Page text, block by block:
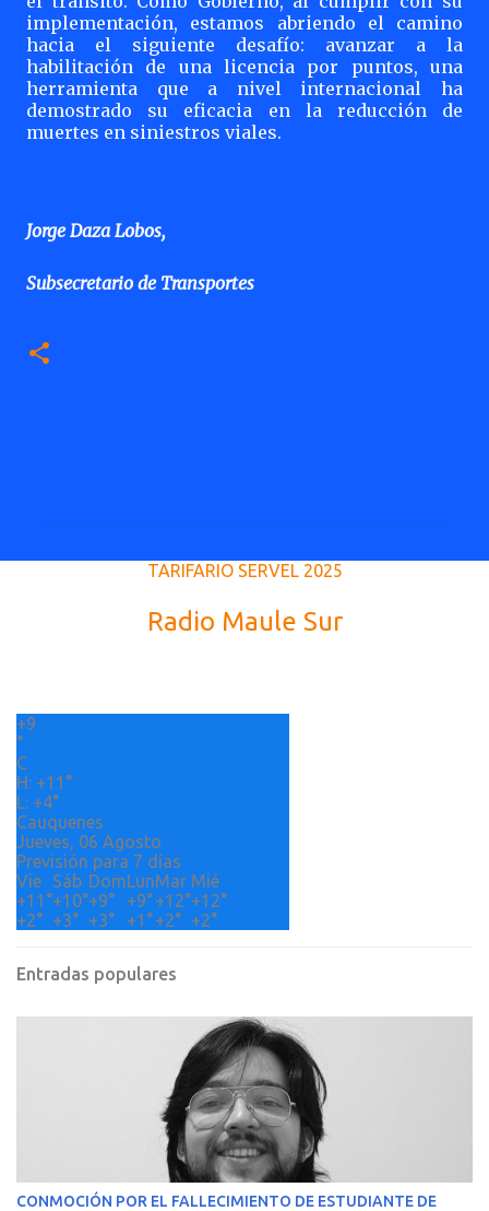
implementación, estamos abriendo el camino
hacia el siguiente desafío: avanzar a la
habilitación de una licencia por puntos, una
herramienta que a nivel internacional ha
demostrado su eficacia en la reducción de
muertes en siniestros viales.
Jorge Daza Lobos,
Subsecretario de Transportes
TARIFARIO SERVEL 2025
Radio Maule Sur
+9
°
C
H: +11°
L: +4°
Cauquenes
Jueves, 06 Agosto
Previsión para 7 días
Vie
Sáb DomLunMar Mié
+11°+10°+9° +9°+12°+12°
+2° +3° +3° +1°+2° +2°
Entradas populares
CONMOCIÓN POR EL FALLECIMIENTO DE ESTUDIANTE DE